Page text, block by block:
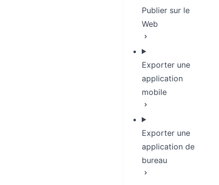
Publier sur le
Web
Exporter une
application
mobile
Exporter une
application de
bureau